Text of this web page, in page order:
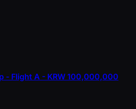
- Flight A - KRW 100,000,000